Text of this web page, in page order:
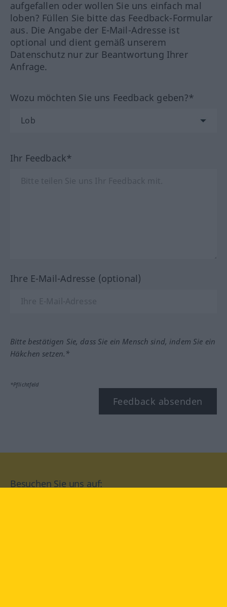
aufgefallen oder wollen Sie uns einfach mal
loben? Füllen Sie bitte das Feedback-Formular
aus. Die Angabe der E-Mail-Adresse ist
optional und dient gemäß unserem
Datenschutz nur zur Beantwortung Ihrer
Anfrage.
Wozu möchten Sie uns Feedback geben?*
Ihr Feedback*
Ihre E-Mail-Adresse (optional)
Bitte bestätigen Sie, dass Sie ein Mensch sind, indem Sie ein
Häkchen setzen.*
*Pflichtfeld
Feedback absenden
Besuchen Sie uns auf: